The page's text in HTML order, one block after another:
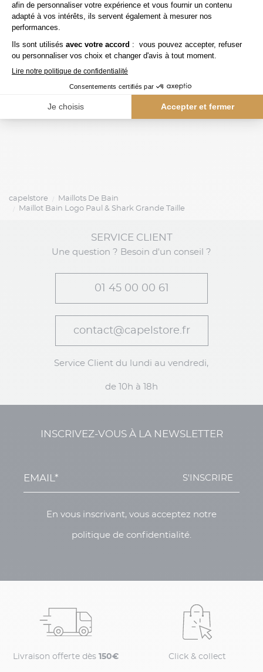
capelstore
Maillots De Bain
Maillot Bain Logo Paul & Shark Grande Taille
SERVICE CLIENT
Une question ? Besoin d'un conseil ?
01 45 00 00 61
contact@capelstore.fr
Service Client du lundi au vendredi,
de 10h à 18h
INSCRIVEZ-VOUS À LA NEWSLETTER
S'INSCRIRE
En vous inscrivant, vous acceptez notre
politique de confidentialité.
Livraison offerte dès 150€ Click & collect